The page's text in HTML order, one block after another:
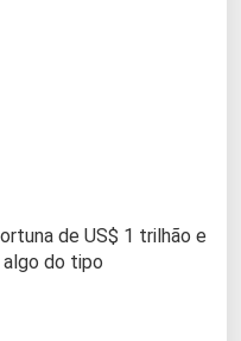
de US$ 1 trilhão e
do tipo